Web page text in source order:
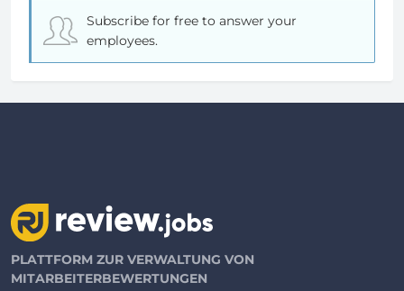
Subscribe for freeto answer your
employees.
PLATTFORM ZUR VERWALTUNG VON
MITARBEITERBEWERTUNGEN